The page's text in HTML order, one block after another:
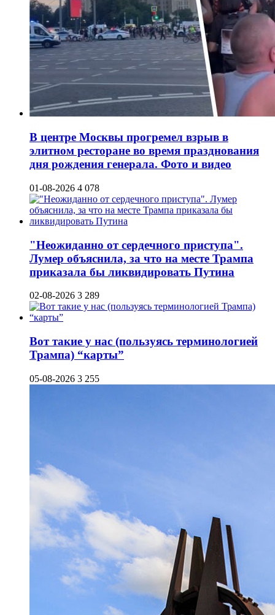
В центре Москвы прогремел взрыв в
элитном ресторане во время празднования
дня рождения генерала. Фото и видео
01-08-2026 4 078
"Неожиданно от сердечного приступа".
Лумер объяснила, за что на месте Трампа
приказала бы ликвидировать Путина
02-08-2026 3 289
Вот такие у нас (пользуясь терминологией
Трампа) “карты”
05-08-2026 3 255